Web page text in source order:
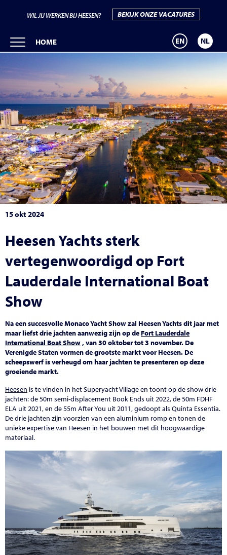
WIL JIJ WERKEN BIJ HEESEN? BEKIJK ONZE VACATURES
HOME EN NL
15 okt 2024
Heesen Yachts sterk
vertegenwoordigd op Fort
Lauderdale International Boat
Show
Na een succesvolle Monaco Yacht Show zal Heesen Yachts dit jaar met
maar liefst drie jachten aanwezig zijn op de Fort Lauderdale
International Boat Show, van 30 oktober tot 3 november. De
Verenigde Staten vormen de grootste markt voor Heesen. De
scheepswerf is verheugd om haar jachten te presenteren op deze
groeiende markt.
Heesen is te vinden in het Superyacht Village en toont op de show drie
jachten: de 50m semi-displacement Book Ends uit 2022, de 50m FDHF
ELA uit 2021, en de 55m After You uit 2011, gedoopt als Quinta Essentia.
De drie jachten zijn voorzien van een aluminium romp en tonen de
unieke expertise van Heesen in het bouwen met dit hoogwaardige
materiaal.